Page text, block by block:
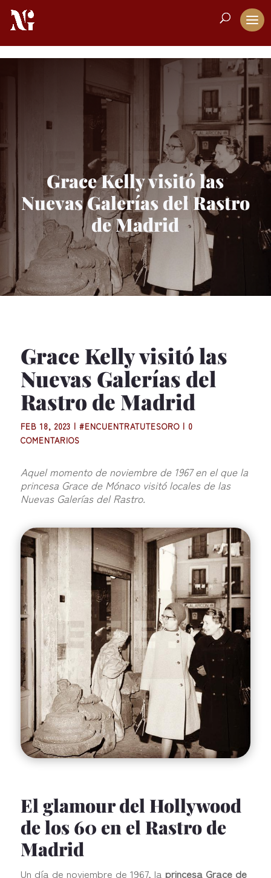
Grace Kelly visitó las
Nuevas Galerías del Rastro
de Madrid
Grace Kelly visitó las
Nuevas Galerías del
Rastro de Madrid
FEB 18, 2023 | #ENCUENTRATUTESORO| 0
COMENTARIOS
Aquel momento de noviembre de 1967 en el que la
princesa Grace de Mónaco visitó locales de las
Nuevas Galerías del Rastro.
El glamour del Hollywood
de los 60 en el Rastro de
Madrid
Un día de noviembre de 1967, la princesa Grace de